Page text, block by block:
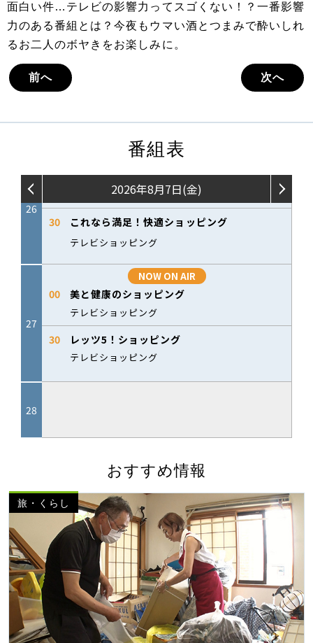
面白い件…テレビの影響力ってスゴくない！？一番影響
力のある番組とは？今夜もウマい酒とつまみで酔いしれ
るお二人のボヤきをお楽しみに。
前へ 次へ
番組表
おすすめ情報
旅・くらし